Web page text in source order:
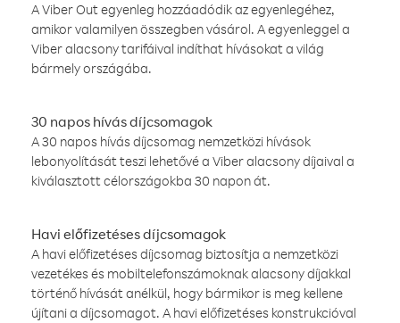
A Viber Out egyenleg hozzáadódik az egyenlegéhez,
amikor valamilyen összegben vásárol. A egyenleggel a
Viber alacsony tarifáival indíthat hívásokat a világ
bármely országába.
30 napos hívás díjcsomagok
A 30 napos hívás díjcsomag nemzetközi hívások
lebonyolítását teszi lehetővé a Viber alacsony díjaival a
kiválasztott célországokba 30 napon át.
Havi előfizetéses díjcsomagok
A havi előfizetéses díjcsomag biztosítja a nemzetközi
vezetékes és mobiltelefonszámoknak alacsony díjakkal
történő hívását anélkül, hogy bármikor is meg kellene
újítani a díjcsomagot. A havi előfizetéses konstrukcióval